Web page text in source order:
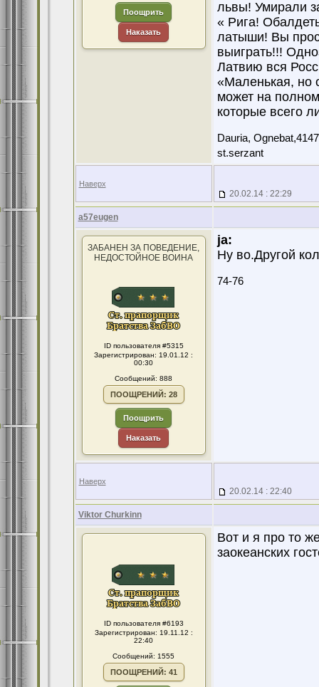
Поощрить
Наказать
львы! Умирали
« Рига!
латыши! Вы
выиграть!!!
Латвию вся
«Маленькая, но
может на
которые всего
Dauria,
st.serzant
Наверх
20.02.14 : 22:29
a57eugen
ЗАБАНЕН ЗА ПОВЕДЕНИЕ,
НЕДОСТОЙНОЕ ВОИНА
ID пользователя #5315
Зарегистрирован: 19.01.12 :
00:30
Сообщений: 888
ПООЩРЕНИЙ: 28
Поощрить
Наказать
ja:
Ну во.Другой
74-76
Наверх
20.02.14 : 22:40
Viktor Churkinn
ID пользователя #6193
Зарегистрирован: 19.11.12 :
22:40
Сообщений: 1555
ПООЩРЕНИЙ: 41
Вот и я про то
заокеанских